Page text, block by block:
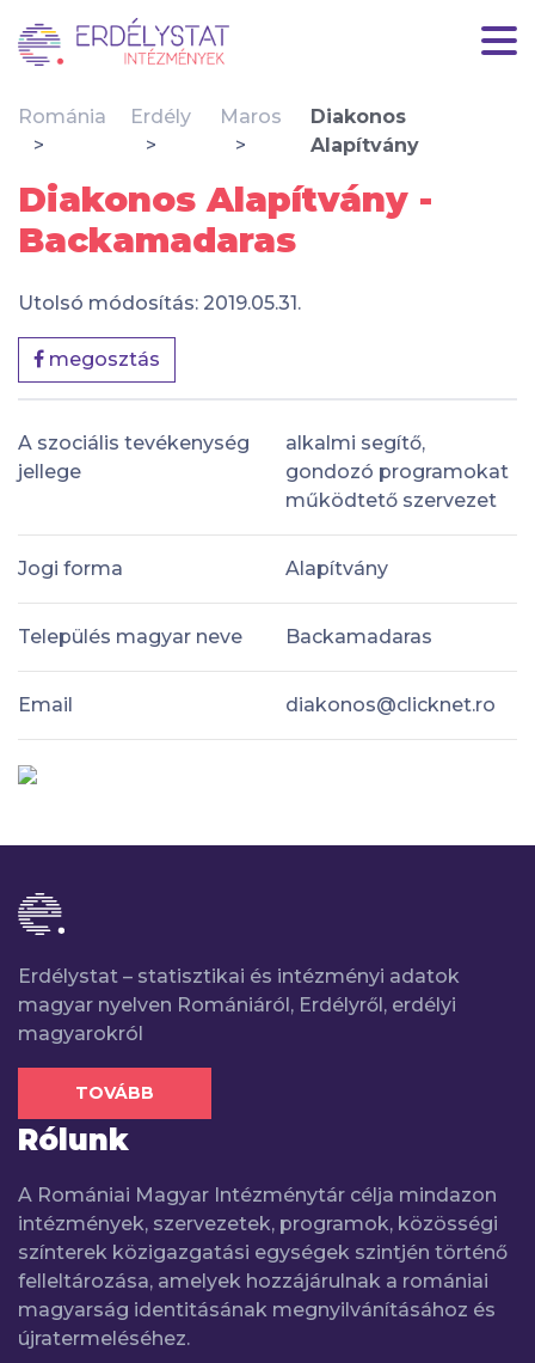
Románia Erdély Maros
Diakonos
Alapítvány
Diakonos Alapítvány -
Backamadaras
Utolsó módosítás: 2019.05.31.
megosztás
A szociális tevékenység
jellege
alkalmi segítő,
gondozó programokat
működtető szervezet
Jogi forma Alapítvány
Település magyar neve Backamadaras
Email diakonos@clicknet.ro
Erdélystat – statisztikai és intézményi adatok
magyar nyelven Romániáról, Erdélyről, erdélyi
magyarokról
TOVÁBB
Rólunk
A Romániai Magyar Intézménytár célja mindazon
intézmények, szervezetek, programok, közösségi
színterek közigazgatási egységek szintjén történő
felleltározása, amelyek hozzájárulnak a romániai
magyarság identitásának megnyilvánításához és
újratermeléséhez.